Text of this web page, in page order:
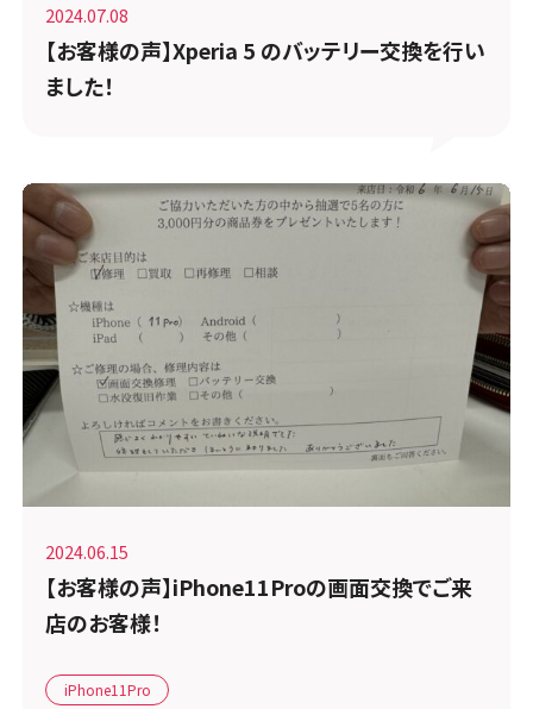
2024.07.08
【お客様の声】Xperia 5 のバッテリー交換を行い
ました！
2024.06.15
【お客様の声】iPhone11Proの画面交換でご来
店のお客様！
iPhone11Pro